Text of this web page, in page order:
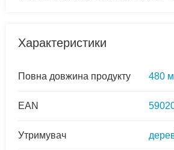
Характеристики
Повна довжина продукту 480
EAN
Утримувач